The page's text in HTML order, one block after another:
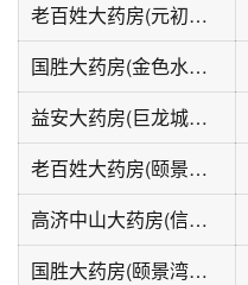
老百姓大药房(元初银湖北路分店)
国胜大药房(金色水岸店)
益安大药房(巨龙城市花园店)
老百姓大药房(颐景湾畔店)
高济中山大药房(信达蓝湖郡店)
国胜大药房(颐景湾畔店)